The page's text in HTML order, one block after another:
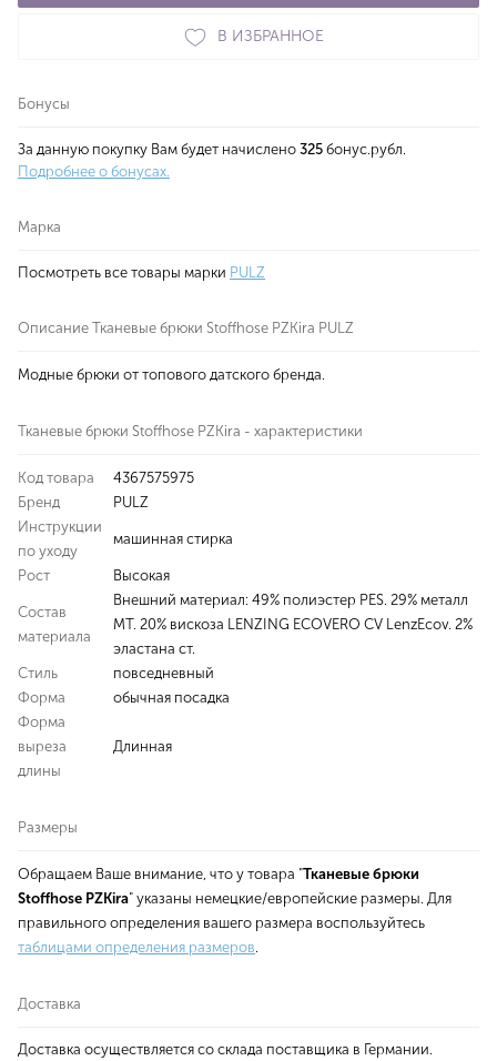
В ИЗБРАННОЕ
Бонусы
За данную покупку Вам будет начислено 325 бонус.рубл.
Подробнее о бонусах.
Марка
Посмотреть все товары марки PULZ
Описание Тканевые брюки Stoffhose PZKira PULZ
Модные брюки от топового датского бренда.
Тканевые брюки Stoffhose PZKira - характеристики
Код товара
4367575975
Бренд
PULZ
Инструкции
по уходу
машинная стирка
Рост Высокая
Состав
материала
Внешний материал: 49% полиэстер PES. 29% металл
МТ. 20% вискоза LENZING ECOVERO CV LenzEcov. 2%
эластана ст.
Стиль
повседневный
Форма
обычная посадка
Форма
выреза
длины
Длинная
Размеры
Обращаем Ваше внимание, что у товара "Тканевые брюки
Stoffhose PZKira" указаны немецкие/европейские размеры. Для
правильного определения вашего размера воспользуйтесь
таблицами определения размеров.
Доставка
Доставка осуществляется со склада поставщика в Германии.